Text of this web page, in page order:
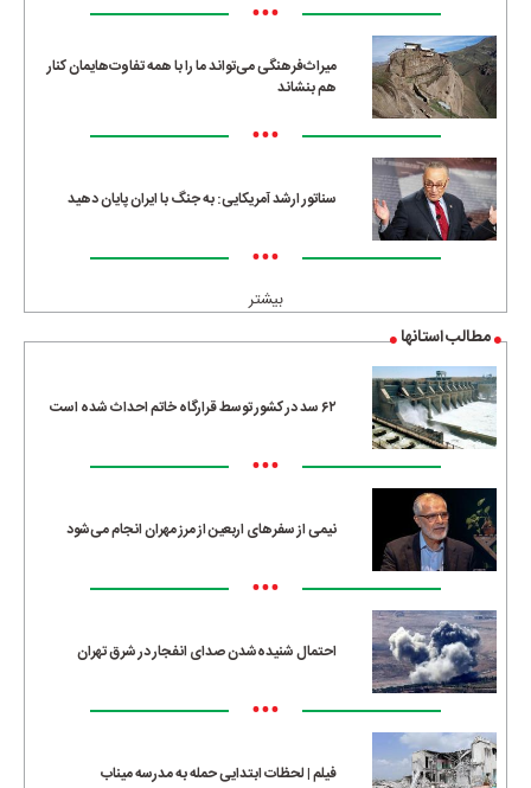
•••
میراث‌فرهنگی می‌تواند ما را با همه تفاوت‌هایمان کنار
هم بنشاند
•••
سناتور ارشد آمریکایی: به جنگ با ایران پایان دهید
•••
بیشتر
مطالب استانها
۶۲ سد در کشور توسط قرارگاه خاتم احداث شده است
•••
نیمی از سفرهای اربعین از مرز مهران انجام می‌شود
•••
احتمال شنیده‌شدن صدای انفجار در شرق تهران
•••
فیلم | لحظات ابتدایی حمله به مدرسه میناب